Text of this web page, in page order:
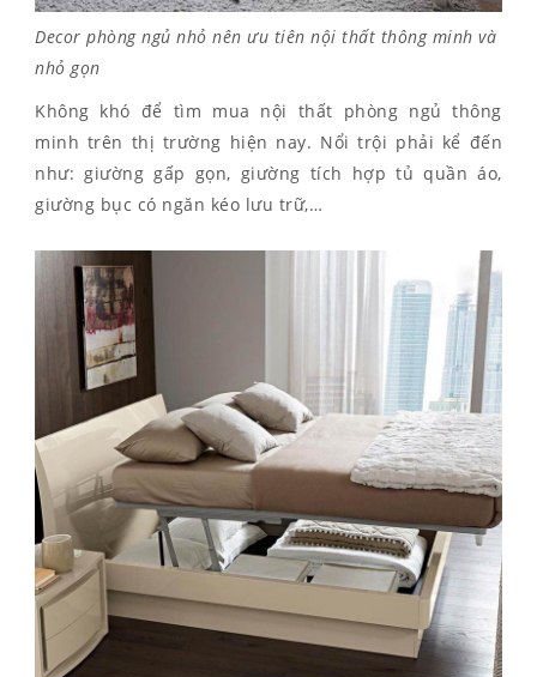
Decor phòng ngủ nhỏ nên ưu tiên nội thất thông minh và
nhỏ gọn
Không khó để tìm mua nội thất phòng ngủ thông
minh trên thị trường hiện nay. Nổi trội phải kể đến
như: giường gấp gọn, giường tích hợp tủ quần áo,
giường bục có ngăn kéo lưu trữ,…